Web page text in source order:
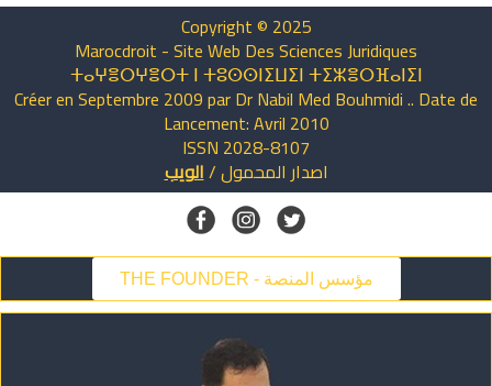
Copyright © 2025
Marocdroit - Site Web Des Sciences Juridiques
ⵜⴰⵖⴻⵔⵖⴻⵔⵜ ⵏ ⵜⵓⵙⵙⵏⵉⵡⵉⵏ ⵜⵉⵣⴻⵔⴼⴰⵏⵉⵏ
Créer en Septembre 2009 par Dr Nabil Med Bouhmidi .. Date de
Lancement: Avril 2010
ISSN 2028-8107
اصدار المحمول/الويب
THE FOUNDER - مؤسس المنصة